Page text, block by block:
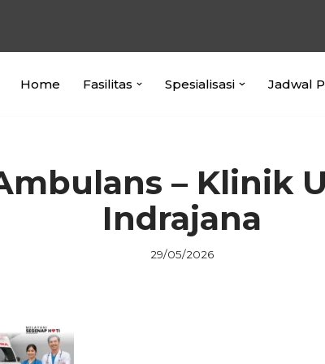
Home Fasilitas Spesialisasi Jadwal
– Klinik
Indrajana
29/05/2026